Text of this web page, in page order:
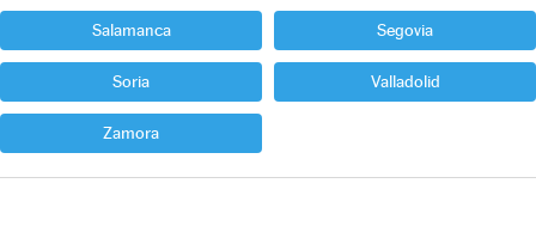
Salamanca Segovia
Soria Valladolid
Zamora